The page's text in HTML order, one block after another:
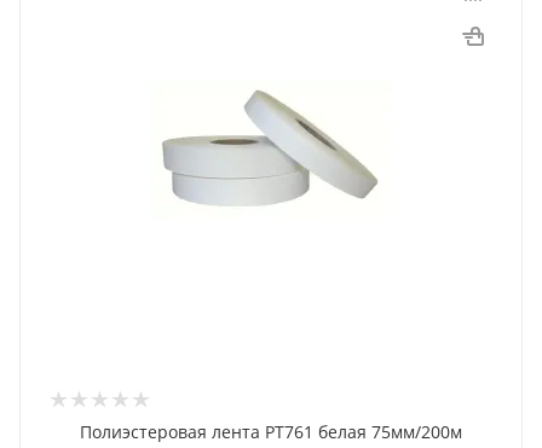
Полиэстеровая лента PT761 белая 75мм/200м